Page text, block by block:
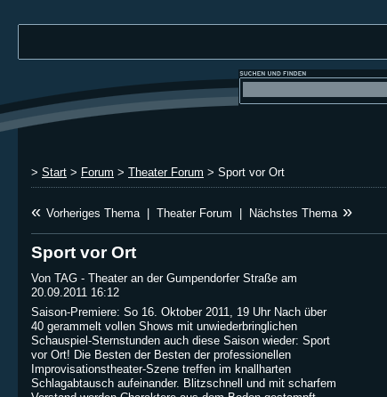
> Start > Forum > Theater Forum > Sport vor Ort
« Vorheriges Thema Theater Forum Nächstes Thema »
Sport vor Ort
Von TAG - Theater an der Gumpendorfer Straße am
20.09.2011 16:12
Saison-Premiere: So 16. Oktober 2011, 19 Uhr Nach über
40 gerammelt vollen Shows mit unwiederbringlichen
Schauspiel-Sternstunden auch diese Saison wieder: Sport
vor Ort! Die Besten der Besten der professionellen
Improvisationstheater-Szene treffen im knallharten
Schlagabtausch aufeinander. Blitzschnell und mit scharfem